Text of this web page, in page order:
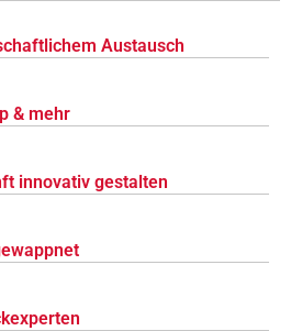
Austausch
& mehr
innovativ gestalten